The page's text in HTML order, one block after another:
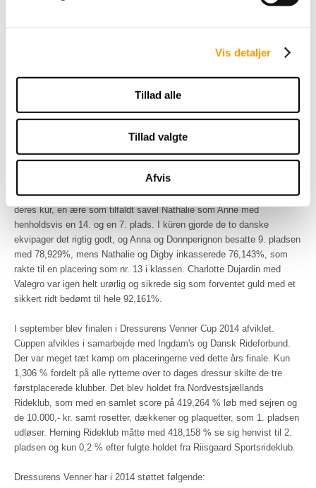
Vis detaljer
Tillad alle
Tillad valgte
Afvis
drillede vejret i høj grad arrangørerne den første uge, således stod
bunden på hovedstadion stod under blankt vand under Grand Prix
dressur. Danmark stillede med et hold i dressur, som bestod af Anna
Kasprzak og Donnperignon, Lars Petersen og Mariett, Mikala Münther
Gundersen og My Lady samt Nathalie zu Sayn-Wittgenstein og Digby.
småskadet og derfor ikke klar til WEG. Målet var en top 5-placering i
holdkonkurrencen, men efter alle havde redet stod det klart, at
Danmark måtte nøjes med en sammenlagt 7. plads.
Såvel Lars Petersen som Nathalie zu Sayn-Wittgenstein og Anna
Kasprzak kvalificerede sig blandt de 30 bedste til den individuelle
konkurrence i Grand Prix Special, hvorfra de 15 bedste skulle ride
deres kür, en ære som tilfaldt såvel Nathalie som Anne med
henholdsvis en 14. og en 7. plads. I küren gjorde de to danske
ekvipager det rigtig godt, og Anna og Donnperignon besatte 9. pladsen
med 78,929%, mens Nathalie og Digby inkasserede 76,143%, som
rakte til en placering som nr. 13 i klassen. Charlotte Dujardin med
Valegro var igen helt urørlig og sikrede sig som forventet guld med et
sikkert ridt bedømt til hele 92,161%.
I september blev finalen i Dressurens Venner Cup 2014 afviklet.
Cuppen afvikles i samarbejde med Ingdam's og Dansk Rideforbund.
Der var meget tæt kamp om placeringerne ved dette års finale. Kun
1,306 % fordelt på alle rytterne over to dages dressur skilte de tre
førstplacerede klubber. Det blev holdet fra Nordvestsjællands
Rideklub, som med en samlet score på 419,264 % løb med sejren og
de 10.000,- kr. samt rosetter, dækkener og plaquetter, som 1. pladsen
udløser. Herning Rideklub måtte med 418,158 % se sig henvist til 2.
pladsen og kun 0,2 % efter fulgte holdet fra Riisgaard Sportsrideklub.
Dressurens Venner har i 2014 støttet følgende: